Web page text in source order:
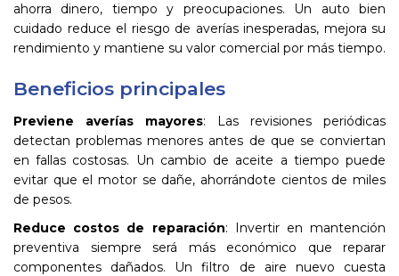
ahorra dinero, tiempo y preocupaciones. Un auto bien
cuidado reduce el riesgo de averías inesperadas, mejora su
rendimiento y mantiene su valor comercial por más tiempo.
Beneficios principales
Previene averías mayores: Las revisiones periódicas
detectan problemas menores antes de que se conviertan
en fallas costosas. Un cambio de aceite a tiempo puede
evitar que el motor se dañe, ahorrándote cientos de miles
de pesos.
Reduce costos de reparación: Invertir en mantención
preventiva siempre será más económico que reparar
componentes dañados. Un filtro de aire nuevo cuesta